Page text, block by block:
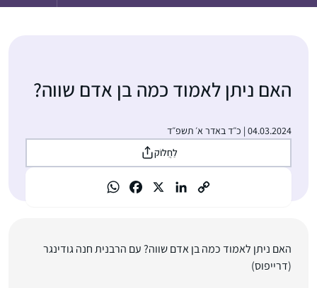
האם ניתן לאמוד כמה בן אדם שווה?
04.03.2024 | כ״ד באדר א׳ תשפ״ד
לַחֲלוֹק
האם ניתן לאמוד כמה בן אדם שווה? עם הרבנית חנה גודינגר
(דרייפוס)